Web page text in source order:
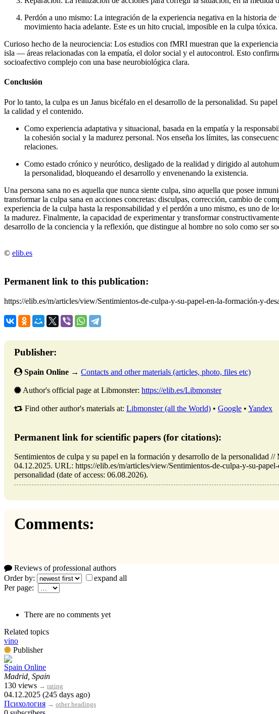
Perdón a uno mismo: La integración de la experiencia negativa en la historia
movimiento hacia adelante. Este es un hito crucial, imposible en la culpa tóxica.
Curioso hecho de la neurociencia: Los estudios con fMRI muestran que la
isla — áreas relacionadas con la empatía, el dolor social y el autocontrol. Esto
socioafectivo complejo con una base neurobiológica clara.
Conclusión
Por lo tanto, la culpa es un Janus bicéfalo en el desarrollo de la personalidad. Su
la calidad y el contenido.
Como experiencia adaptativa y situacional, basada en la empatía y la
la cohesión social y la madurez personal. Nos enseña los límites, las
relaciones.
Como estado crónico y neurótico, desligado de la realidad y dirigido al
la personalidad, bloqueando el desarrollo y envenenando la existencia.
Una persona sana no es aquella que nunca siente culpa, sino aquella que posee
transformar la culpa sana en acciones concretas: disculpas, corrección, cambio de
experiencia de la culpa hasta la responsabilidad y el perdón a uno mismo, es uno de
la madurez. Finalmente, la capacidad de experimentar y transformar
desarrollo de la conciencia y la reflexión, que distingue al hombre no solo como ser
© elib.es
Permanent link to this publication:
https://elib.es/m/articles/view/Sentimientos-de-culpa-y-su-papel-en-la-formación-y-
Publisher:
Spain Online → Contacts and other materials (articles, photo, files etc)
Author's official page at Libmonster: https://elib.es/Libmonster
Find other author's materials at: Libmonster (all the World) • Google • Yandex
Permanent link for scientific papers (for citations):
Sentimientos de culpa y su papel en la formación y desarrollo de la personalidad
04.12.2025. URL: https://elib.es/m/articles/view/Sentimientos-de-culpa-y-su-
personalidad (date of access: 06.08.2026).
Comments:
Reviews of professional authors
Order by:
expand all
Per page:
There are no comments yet
Related topics
vino
Publisher
Spain Online
Madrid, Spain
130 views → rating
04.12.2025 (245 days ago)
Психология → other headings